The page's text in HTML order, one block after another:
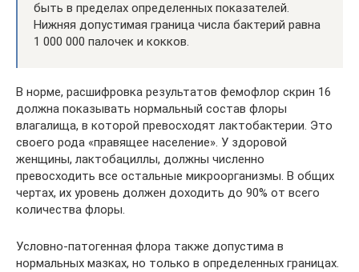
быть в пределах определенных показателей.
Нижняя допустимая граница числа бактерий равна
1 000 000 палочек и кокков.
В норме, расшифровка результатов фемофлор скрин 16
должна показывать нормальный состав флоры
влагалища, в которой превосходят лактобактерии. Это
своего рода «правящее население». У здоровой
женщины, лактобациллы, должны численно
превосходить все остальные микроорганизмы. В общих
чертах, их уровень должен доходить до 90% от всего
количества флоры.
Условно-патогенная флора также допустима в
нормальных мазках, но только в определенных границах.